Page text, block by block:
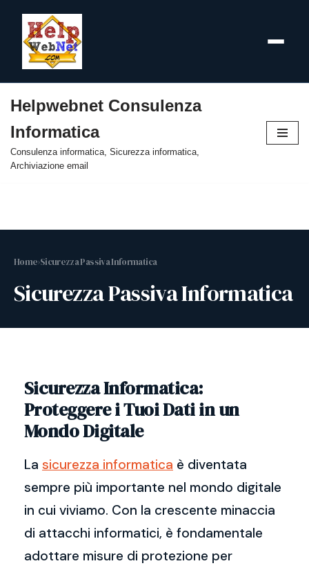
al
contenuto
Helpwebnet Consulenza
Informatica
Consulenza informatica, Sicurezza informatica,
Archiviazione email
Home›Sicurezza Passiva Informatica
Sicurezza Passiva Informatica
Sicurezza Informatica:
Proteggere i Tuoi Dati in un
Mondo Digitale
La sicurezza informatica è diventata
sempre più importante nel mondo digitale
in cui viviamo. Con la crescente minaccia
di attacchi informatici, è fondamentale
adottare misure di protezione per